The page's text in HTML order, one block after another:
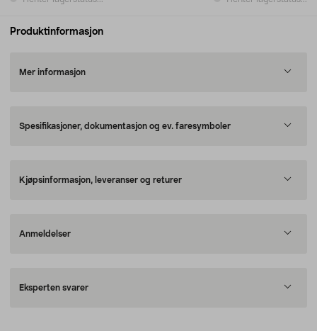
Produktinformasjon
Mer informasjon
Spesifikasjoner, dokumentasjon og ev. faresymboler
Kjøpsinformasjon, leveranser og returer
Anmeldelser
Eksperten svarer